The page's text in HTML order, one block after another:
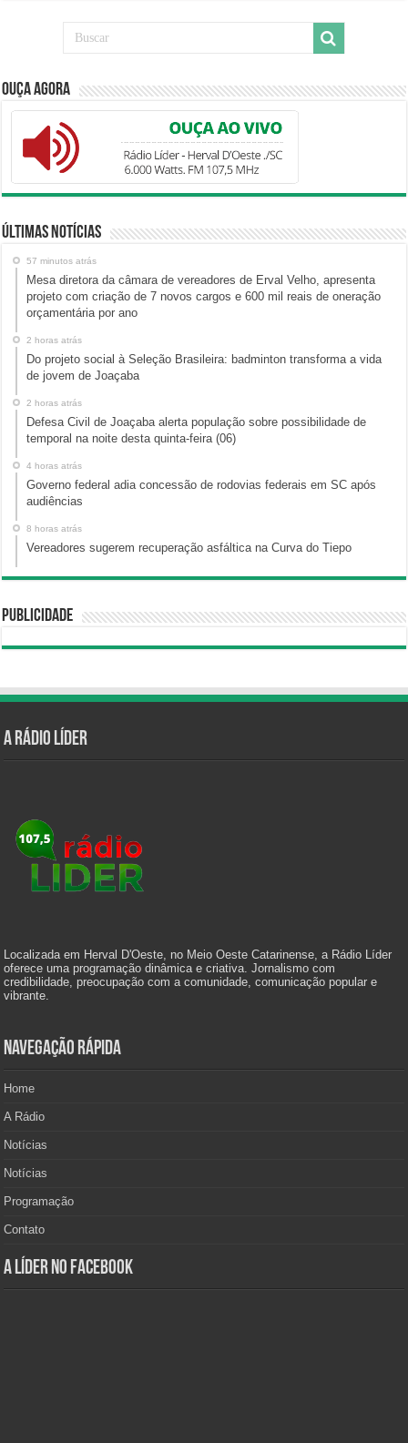
Ouça Agora
Últimas Notícias
57 minutos atrás
Mesa diretora da câmara de vereadores de Erval Velho, apresenta
projeto com criação de 7 novos cargos e 600 mil reais de oneração
orçamentária por ano
2 horas atrás
Do projeto social à Seleção Brasileira: badminton transforma a vida
de jovem de Joaçaba
2 horas atrás
Defesa Civil de Joaçaba alerta população sobre possibilidade de
temporal na noite desta quinta-feira (06)
4 horas atrás
Governo federal adia concessão de rodovias federais em SC após
audiências
8 horas atrás
Vereadores sugerem recuperação asfáltica na Curva do Tiepo
Publicidade
A Rádio Líder
Localizada em Herval D'Oeste, no Meio Oeste Catarinense, a Rádio Líder
oferece uma programação dinâmica e criativa. Jornalismo com
credibilidade, preocupação com a comunidade, comunicação popular e
vibrante.
Navegação Rápida
Home
A Rádio
Notícias
Notícias
Programação
Contato
A Líder no Facebook